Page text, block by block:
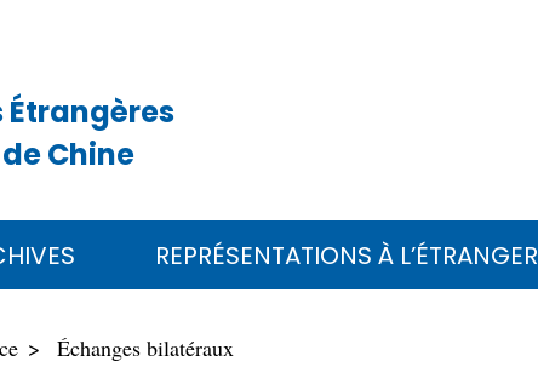
Chine
REPRÉSENTATIONS À L’ÉTRANGER
Échanges bilatéraux